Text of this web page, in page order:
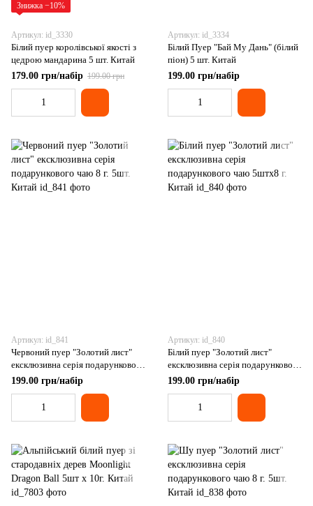
Знижка −10%
Артикул: id_3330
Білий пуер королівської якості з
цедрою мандарина 5 шт. Китай
179.00 грн/набір 199.00 грн
Артикул: id_3334
Білий Пуер "Бай Му Дань" (білий
піон) 5 шт. Китай
199.00 грн/набір
Артикул: id_841
Червоний пуер "Золотий лист"
ексклюзивна серія подарункового
чаю 8 г. 5шт. Китай
199.00 грн/набір
Артикул: id_840
Білий пуер "Золотий лист"
ексклюзивна серія подарункового
чаю 5штх8 г. Китай
199.00 грн/набір